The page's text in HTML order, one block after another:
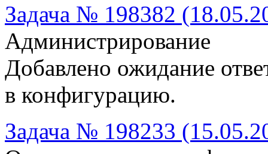
Задача № 198382
Администрирование
Добавлено ожидание
в конфигурацию.
Задача № 198233